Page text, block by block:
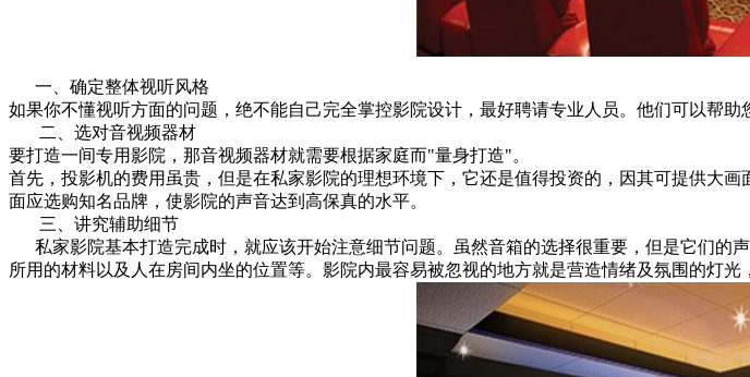
一、确定整体视听风格
如果你不懂视听方面的问题，绝不能自己完全掌控影院设计，最好聘请专业人员。他们可以帮助
二、选对音视频器材
要打造一间专用影院，那音视频器材就需要根据家庭而"量身打造"。
首先，投影机的费用虽贵，但是在私家影院的理想环境下，它还是值得投资的，因其可提供大
面应选购知名品牌，使影院的声音达到高保真的水平。
三、讲究辅助细节
私家影院基本打造完成时，就应该开始注意细节问题。虽然音箱的选择很重要，但是它们的
所用的材料以及人在房间内坐的位置等。影院内最容易被忽视的地方就是营造情绪及氛围的灯光